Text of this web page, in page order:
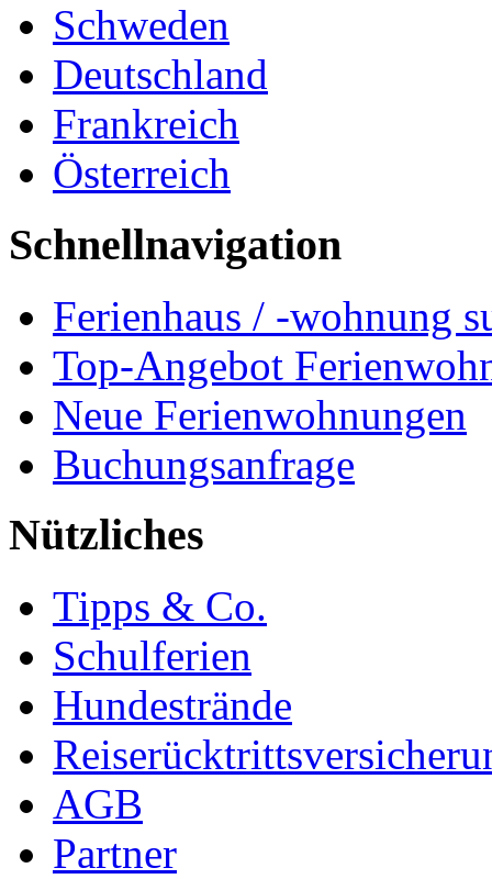
Schweden
Deutschland
Frankreich
Österreich
Schnellnavigation
Ferienhaus / -wohnung
Top-Angebot
Neue Ferienwohnungen
Buchungsanfrage
Nützliches
Tipps & Co.
Schulferien
Hundestrände
AGB
Partner